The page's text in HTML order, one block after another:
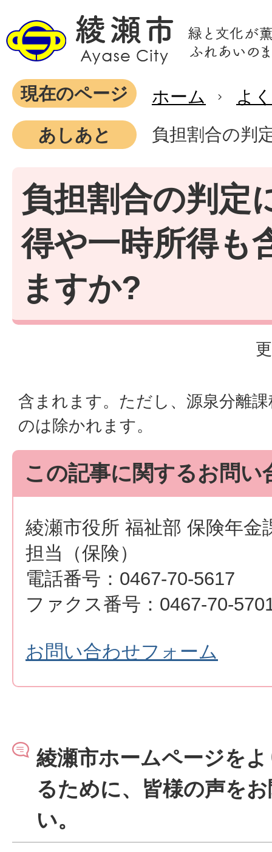
現在のページ ホーム
よ
あしあと
負担割合の判
負担割合の判定
得や一時所得も
ますか?
含まれます。ただし、源泉分離
のは除かれます。
この記事に関するお問い
綾瀬市役所 福祉部 保険年金
担当（保険）
電話番号：0467-70-5617
ファクス番号：0467-70-
お問い合わせフォーム
綾瀬市ホームページを
るために、皆様の声を
い。